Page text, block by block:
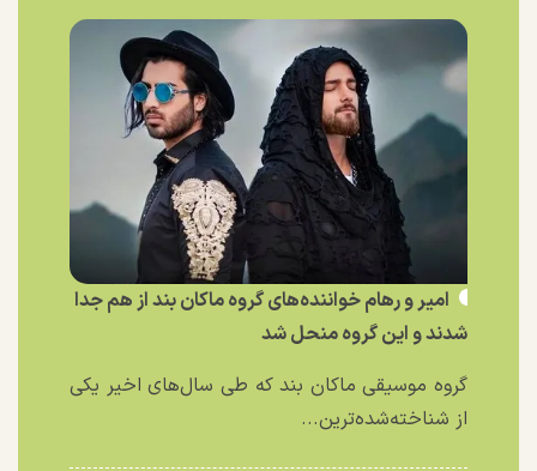
امیر و رهام خواننده‌های گروه ماکان بند از هم جدا
شدند و این گروه منحل شد
گروه موسیقی ماکان بند که طی سال‌های اخیر یکی
از شناخته‌شده‌ترین...